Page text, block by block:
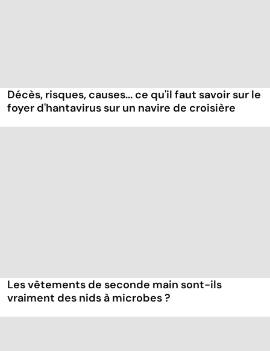
Décès, risques, causes... ce qu'il faut savoir sur le
foyer d'hantavirus sur un navire de croisière
Les vêtements de seconde main sont-ils
vraiment des nids à microbes ?